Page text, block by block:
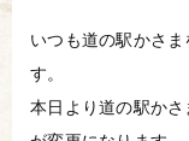
いつも道の駅かさ
す。
本日より道の駅か